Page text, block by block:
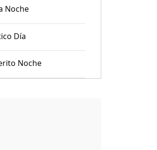
Noche
Día
Noche